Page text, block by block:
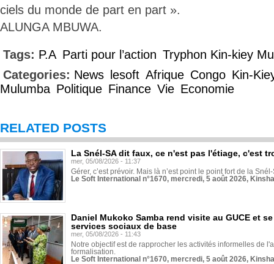
ciels du monde de part en part ».
ALUNGA MBUWA.
Tags: P.A Parti pour l’action Tryphon Kin-kiey
Categories: News lesoft Afrique Congo Kin-
Mulumba Politique Finance Vie Economie
RELATED POSTS
La Snél-SA dit faux, ce n'est pas l'étiage, c'est
mer, 05/08/2026 - 11:37
Gérer, c’est prévoir. Mais là n’est point le point fort de la
Le Soft International n°1670, mercredi, 5 août 2026,
Daniel Mukoko Samba rend visite au GUCE et
services sociaux de base
mer, 05/08/2026 - 11:43
Notre objectif est de rapprocher les activités informelles de
formalisation.
Le Soft International n°1670, mercredi, 5 août 2026,